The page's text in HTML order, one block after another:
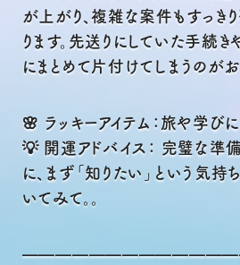
が上がり、複雑な案件もすっき
ります。先送りにしていた手続
にまとめて片付けてしまうのがお
🌸 ラッキーアイテム：旅や学び
💡 開運アドバイス： 完璧な準
に、まず「知りたい」という気
いてみて。。